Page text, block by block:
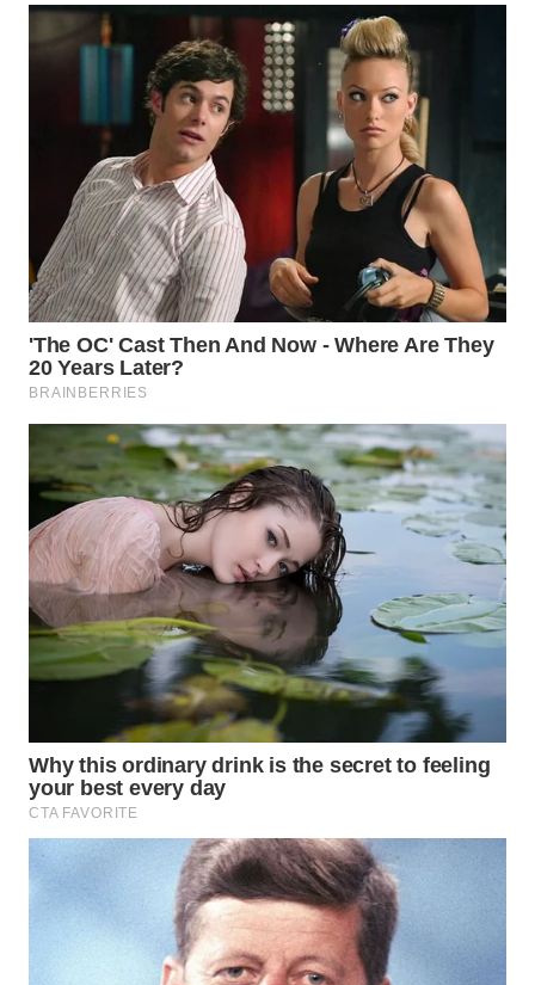
WN
SAMOSIR
WN
PADANG
LAWAS
WN
SUMEDANG
WN
CIANJUR
WN
KEPULAUAN
SERIBU
WN
TANGERANG
BINJAI
WN
CIREBON
WN
INDRAMAYU